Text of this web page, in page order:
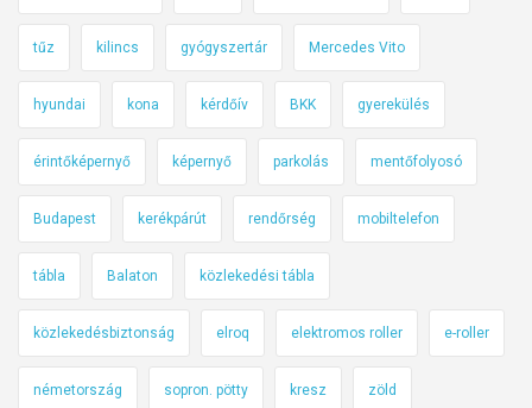
tűz kilincs gyógyszertár Mercedes Vito
hyundai kona kérdőív BKK gyerekülés
érintőképernyő képernyő parkolás mentőfolyosó
Budapest kerékpárút rendőrség mobiltelefon
tábla Balaton közlekedési tábla
közlekedésbiztonság elroq elektromos roller e-roller
németország sopron. pötty kresz zöld